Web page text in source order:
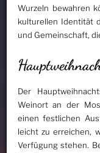
Wurzeln bewahren
kulturellen Identität
und Gemeinschaft,
Der
Weinort an der
einen festlichen
leicht zu erreichen,
Verfügung stehen.